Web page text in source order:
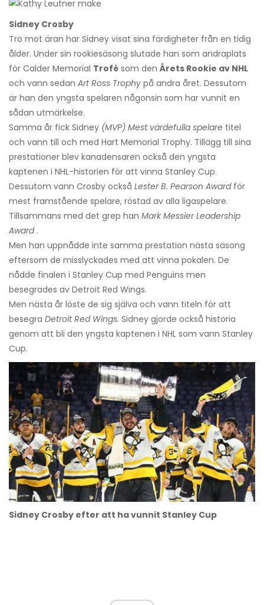
Sidney Crosby
Tro mot äran har Sidney visat sina färdigheter från en tidig
ålder. Under sin rookiesäsong slutade han som andraplats
för Calder Memorial Trofé som den Årets Rookie av NHL
och vann sedan Art Ross Trophy på andra året. Dessutom
är han den yngsta spelaren någonsin som har vunnit en
sådan utmärkelse.
Samma år fick Sidney (MVP) Mest värdefulla spelare titel
och vann till och med Hart Memorial Trophy. Tillägg till sina
prestationer blev kanadensaren också den yngsta
kaptenen i NHL-historien för att vinna Stanley Cup.
Dessutom vann Crosby också Lester B. Pearson Awardför
mest framstående spelare, röstad av alla ligaspelare.
Tillsammans med det grep han Mark Messier Leadership
Award.
Men han uppnådde inte samma prestation nästa säsong
eftersom de misslyckades med att vinna pokalen. De
nådde finalen i Stanley Cup med Penguins men
besegrades av Detroit Red Wings.
Men nästa år löste de sig själva och vann titeln för att
besegra Detroit Red Wings. Sidney gjorde också historia
genom att bli den yngsta kaptenen i NHL som vann Stanley
Cup.
Sidney Crosby efter att ha vunnit Stanley Cup